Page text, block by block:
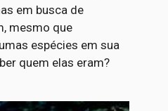
em busca de
mesmo que
espécies em sua
quem elas eram?